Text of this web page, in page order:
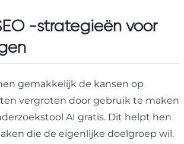
-strategieën voor
gemakkelijk de kansen op
vergroten door gebruik te maken
AI gratis. Dit helpt hen
die de eigenlijke doelgroep wil.